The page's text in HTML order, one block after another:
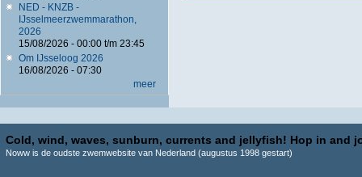
NED - KNZB -
IJsselmeerzwemmarathon,
2026
15/08/2026 - 00:00t/m 23:45
Om IJsseloog 2026
16/08/2026 - 07:30
meer
Cold, wind, waves, sunburn, currents and jellyfish! Hop in and
Noww is de oudste zwemwebsite van Nederland (augustus 1998 gestart)